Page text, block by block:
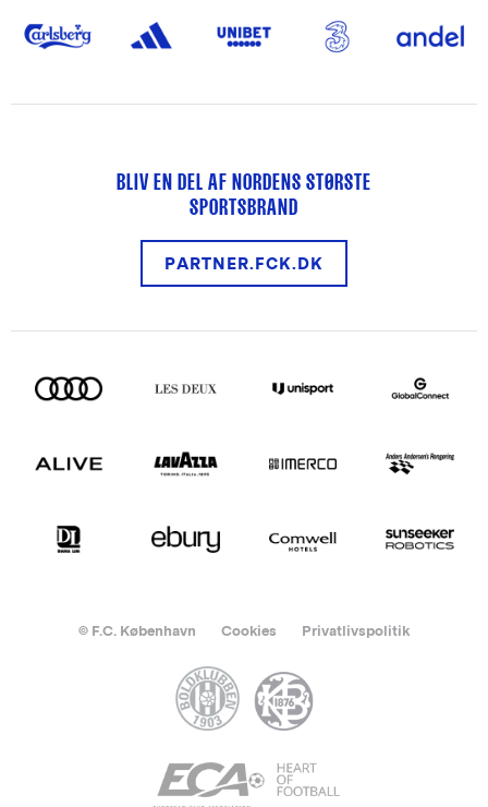
BLIV EN DEL AF NORDENS STØRSTE
SPORTSBRAND
PARTNER.FCK.DK
© F.C. København Cookies Privatlivspolitik